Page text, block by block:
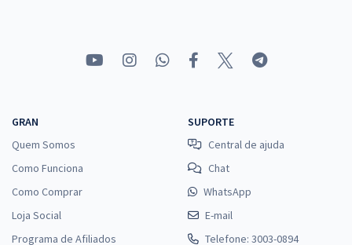
GRAN
Quem Somos
Como Funciona
Como Comprar
Loja Social
Programa de Afiliados
SUPORTE
Central de ajuda
Chat
WhatsApp
E-mail
Telefone: 3003-0894